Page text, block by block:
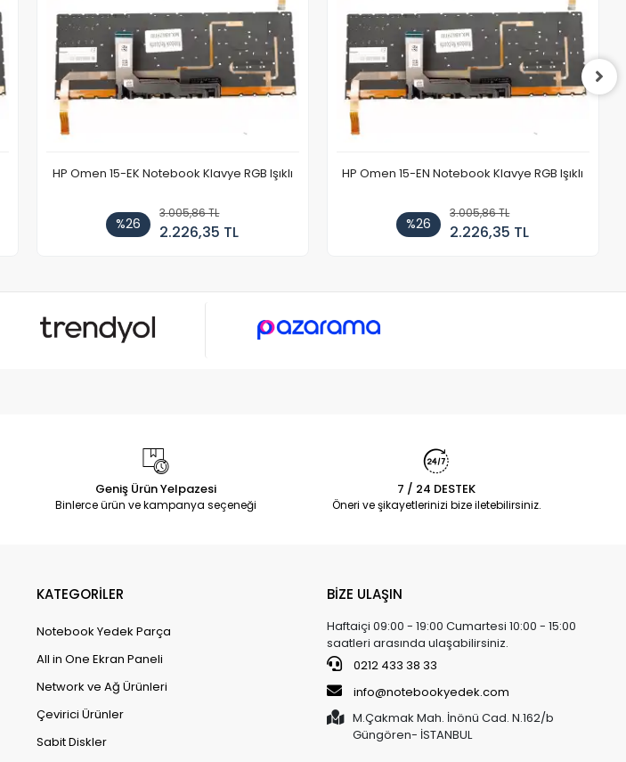
HP Omen 15-EK Notebook Klavye RGB Işıklı
%26
3.005,86 TL
2.226,35 TL
HP Omen 15-EN Notebook Klavye RGB Işıklı
%26
3.005,86 TL
2.226,35 TL
Geniş Ürün Yelpazesi
Binlerce ürün ve kampanya seçeneği
7 / 24 DESTEK
Öneri ve şikayetlerinizi bize iletebilirsiniz.
KATEGORİLER
Notebook Yedek Parça
All in One Ekran Paneli
Network ve Ağ Ürünleri
Çevirici Ürünler
Sabit Diskler
BİZE ULAŞIN
Haftaiçi 09:00 - 19:00 Cumartesi 10:00 - 15:00
saatleri arasında ulaşabilirsiniz.
0212 433 38 33
info@notebookyedek.com
M.Çakmak Mah. İnönü Cad. N.162/b
Güngören- İSTANBUL